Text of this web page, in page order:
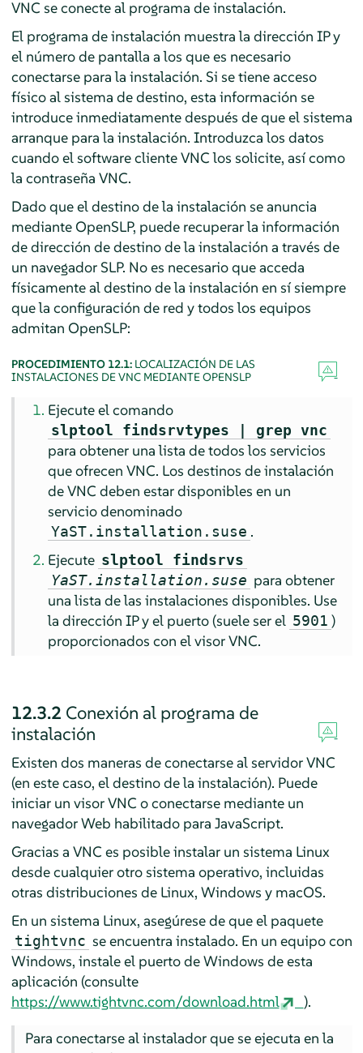
VNC se conecte al programa de instalación.
El programa de instalación muestra la dirección IP y
el número de pantalla a los que es necesario
conectarse para la instalación. Si se tiene acceso
físico al sistema de destino, esta información se
introduce inmediatamente después de que el sistema
arranque para la instalación. Introduzca los datos
cuando el software cliente VNC los solicite, así como
la contraseña VNC.
Dado que el destino de la instalación se anuncia
mediante OpenSLP, puede recuperar la información
de dirección de destino de la instalación a través de
un navegador SLP. No es necesario que acceda
físicamente al destino de la instalación en sí siempre
que la configuración de red y todos los equipos
admitan OpenSLP:
PROCEDIMIENTO 12.1: LOCALIZACIÓN DE LAS
INSTALACIONES DE VNC MEDIANTE OPENSLP
Ejecute el comando
slptool findsrvtypes | grep vnc
para obtener una lista de todos los servicios
que ofrecen VNC. Los destinos de instalación
de VNC deben estar disponibles en un
servicio denominado
YaST.installation.suse .
Ejecute slptool findsrvs
YaST.installation.suse para obtener
una lista de las instalaciones disponibles. Use
la dirección IP y el puerto (suele ser el 5901 )
proporcionados con el visor VNC.
12.3.2 Conexión al programa de
instalación
Existen dos maneras de conectarse al servidor VNC
(en este caso, el destino de la instalación). Puede
iniciar un visor VNC o conectarse mediante un
navegador Web habilitado para JavaScript.
Gracias a VNC es posible instalar un sistema Linux
desde cualquier otro sistema operativo, incluidas
otras distribuciones de Linux, Windows y macOS.
En un sistema Linux, asegúrese de que el paquete
tightvnc se encuentra instalado. En un equipo con
Windows, instale el puerto de Windows de esta
aplicación (consulte
https://www.tightvnc.com/download.html
).
Para conectarse al instalador que se ejecuta en la